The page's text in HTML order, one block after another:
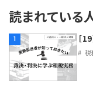
読まれている
1 ［
税